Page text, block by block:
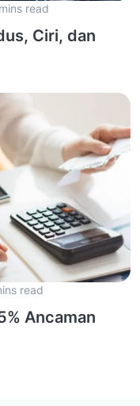
read
Ciri, dan
read
Ancaman